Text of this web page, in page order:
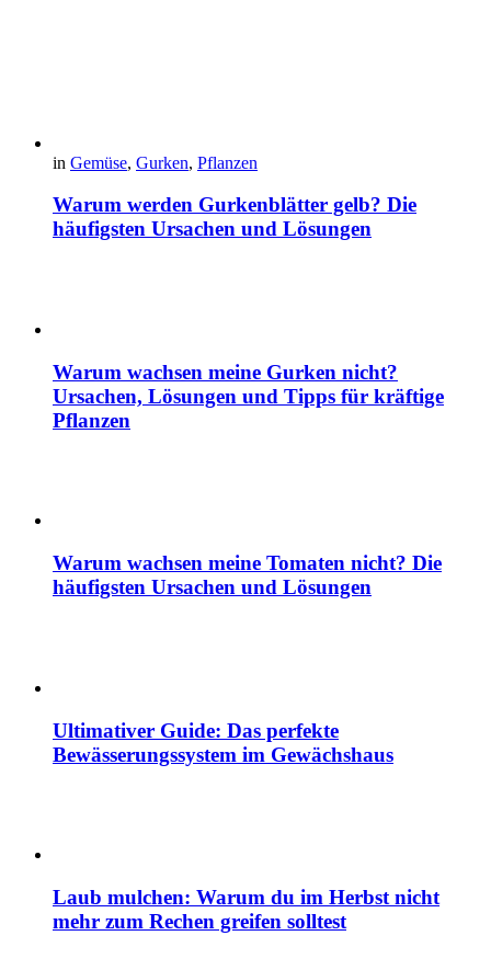
in Gemüse, Gurken, Pflanzen
Warum werden Gurkenblätter gelb? Die
häufigsten Ursachen und Lösungen
Warum wachsen meine Gurken nicht?
Ursachen, Lösungen und Tipps für kräftige
Pflanzen
Warum wachsen meine Tomaten nicht? Die
häufigsten Ursachen und Lösungen
Ultimativer Guide: Das perfekte
Bewässerungssystem im Gewächshaus
Laub mulchen: Warum du im Herbst nicht
mehr zum Rechen greifen solltest